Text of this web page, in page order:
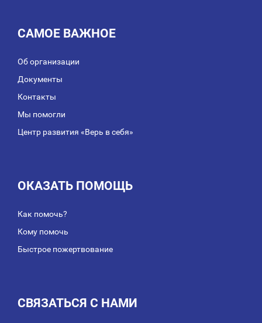
САМОЕ ВАЖНОЕ
Об организации
Документы
Контакты
Мы помогли
Центр развития «Верь в себя»
ОКАЗАТЬ ПОМОЩЬ
Как помочь?
Кому помочь
Быстрое пожертвование
СВЯЗАТЬСЯ С НАМИ